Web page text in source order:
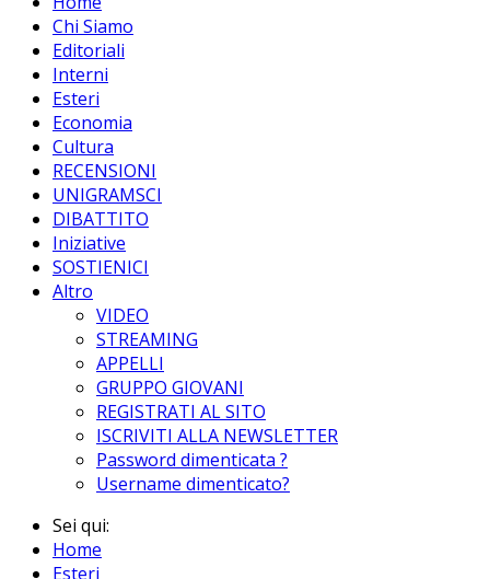
Chi Siamo
Editoriali
Interni
Esteri
Economia
Cultura
RECENSIONI
UNIGRAMSCI
DIBATTITO
Iniziative
SOSTIENICI
Altro
VIDEO
STREAMING
APPELLI
GRUPPO GIOVANI
REGISTRATI AL SITO
ISCRIVITI ALLA NEWSLETTER
Password dimenticata ?
Username dimenticato?
Sei qui:
Home
Esteri